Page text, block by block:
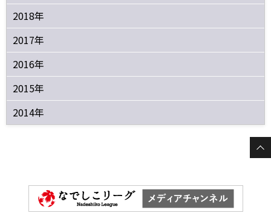
2018年
2017年
2016年
2015年
2014年